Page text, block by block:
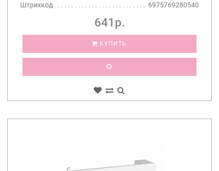
Штрихкод
6975769280540
641р.
КУПИТЬ